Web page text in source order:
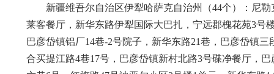
新疆维吾尔自治区伊犁哈萨克自治州（44个）：尼
莱客餐厅，新华东路伊犁国际大巴扎，宁远郡槐花苑3号
巴彦岱镇铝厂14巷-2号院子，新华东路21巷，巴彦岱镇
合买提江路4巷17号，巴彦岱镇新村北路3号碟净餐厅，